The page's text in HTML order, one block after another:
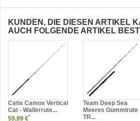
KUNDEN, DIE DIESEN ARTIKEL
AUCH FOLGENDE ARTIKEL
Catix Camox Vertical
Cat - Wallerrute...
59,99 €*
Team Deep Sea
Meeres Gummirute
TR...